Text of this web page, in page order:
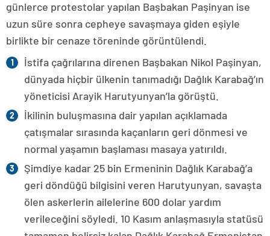
günlerce protestolar yapılan Başbakan Paşinyan ise
uzun süre sonra cepheye savaşmaya giden eşiyle
birlikte bir cenaze töreninde görüntülendi.
İstifa çağrılarına direnen Başbakan Nikol Paşinyan,
dünyada hiçbir ülkenin tanımadığı Dağlık Karabağ’ın
yöneticisi Arayik Harutyunyan’la görüştü.
İkilinin buluşmasına dair yapılan açıklamada
çatışmalar sırasında kaçanların geri dönmesi ve
normal yaşamın başlaması masaya yatırıldı.
Şimdiye kadar 25 bin Ermeninin Dağlık Karabağ’a
geri döndüğü bilgisini veren Harutyunyan, savaşta
ölen askerlerin ailelerine 600 dolar yardım
verileceğini söyledi. 10 Kasım anlaşmasıyla statüsü